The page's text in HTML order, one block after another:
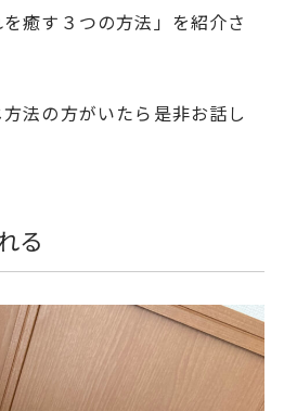
癒す３つの方法」を紹介さ
法の方がいたら是非お話し
る